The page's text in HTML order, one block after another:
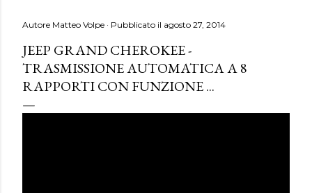
Autore Matteo Volpe Pubblicato il agosto 27, 2014
JEEP GRAND CHEROKEE -
TRASMISSIONE AUTOMATICA A 8
RAPPORTI CON FUNZIONE ...